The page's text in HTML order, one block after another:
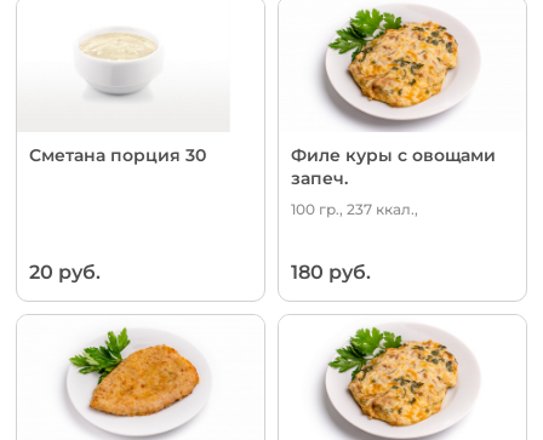
Сметана порция 30
20 руб.
Филе куры с овощами
запеч.
100 гр., 237 ккал.,
180 руб.